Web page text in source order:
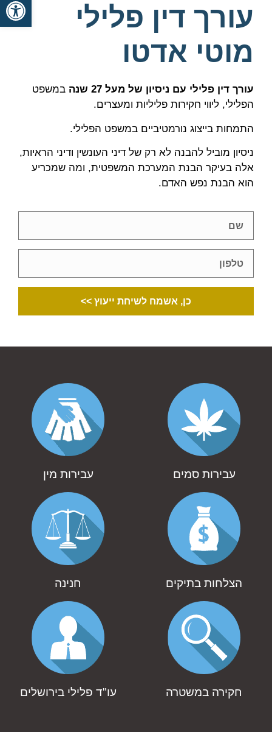
עורך דין פלילי
מוטי אדטו
עורך דין פלילי עם ניסיון של מעל 27 שנה
במשפט
הפלילי, ליווי חקירות פליליות ומעצרים.
התמחות בייצוג נורמטיביים במשפט הפלילי.
ניסיון מוביל להבנה לא רק של דיני העונשין ודיני הראיות,
אלה בעיקר הבנת המערכת המשפטית, ומה שמכריע
הוא הבנת נפש האדם.
כן, אשמח לשיחת ייעוץ >>
עבירות סמים עבירות מין
הצלחות בתיקים חנינה
חקירה במשטרה עו"ד פלילי בירושלים